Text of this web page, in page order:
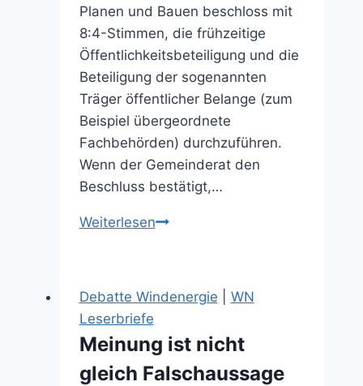
Planen und Bauen beschloss mit
8:4-Stimmen, die frühzeitige
Öffentlichkeitsbeteiligung und die
Beteiligung der sogenannten
Träger öffentlicher Belange (zum
Beispiel übergeordnete
Fachbehörden) durchzuführen.
Wenn der Gemeinderat den
Beschluss bestätigt,…
WeiterlesenMehrheit
(30.01.2026)
Debatte Windenergie
WN
Leserbriefe
Meinung ist nicht
gleich Falschaussage